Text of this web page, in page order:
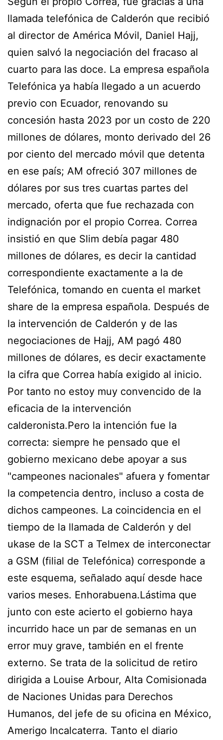
llamada telefónica de Calderón que recibió
al director de América Móvil, Daniel Hajj,
quien salvó la negociación del fracaso al
cuarto para las doce. La empresa española
Telefónica ya había llegado a un acuerdo
previo con Ecuador, renovando su
concesión hasta 2023 por un costo de 220
millones de dólares, monto derivado del 26
por ciento del mercado móvil que detenta
en ese país; AM ofreció 307 millones de
dólares por sus tres cuartas partes del
mercado, oferta que fue rechazada con
indignación por el propio Correa. Correa
insistió en que Slim debía pagar 480
millones de dólares, es decir la cantidad
correspondiente exactamente a la de
Telefónica, tomando en cuenta el market
share de la empresa española. Después de
la intervención de Calderón y de las
negociaciones de Hajj, AM pagó 480
millones de dólares, es decir exactamente
la cifra que Correa había exigido al inicio.
Por tanto no estoy muy convencido de la
eficacia de la intervención
calderonista.Pero la intención fue la
correcta: siempre he pensado que el
gobierno mexicano debe apoyar a sus
"campeones nacionales" afuera y fomentar
la competencia dentro, incluso a costa de
dichos campeones. La coincidencia en el
tiempo de la llamada de Calderón y del
ukase de la SCT a Telmex de interconectar
a GSM (filial de Telefónica) corresponde a
este esquema, señalado aquí desde hace
varios meses. Enhorabuena.Lástima que
junto con este acierto el gobierno haya
incurrido hace un par de semanas en un
error muy grave, también en el frente
externo. Se trata de la solicitud de retiro
dirigida a Louise Arbour, Alta Comisionada
de Naciones Unidas para Derechos
Humanos, del jefe de su oficina en México,
Amerigo Incalcaterra. Tanto el diario